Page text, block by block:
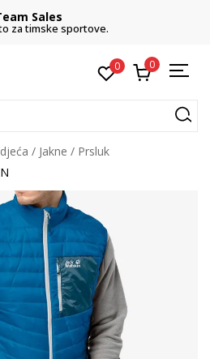
Sales
za timske sportove.
0 0
Jakne
Prsluk